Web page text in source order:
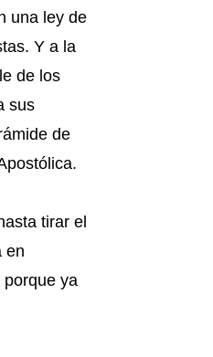
una ley de
Y a la
de los
sus
de
tirar el
en
porque ya